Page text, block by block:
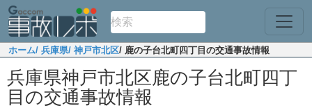
ホーム/ 兵庫県/ 神戸市北区/ 鹿の子台北町四丁目の交通事故情報
兵庫県神戸市北区鹿の子台北町四丁
目の交通事故情報